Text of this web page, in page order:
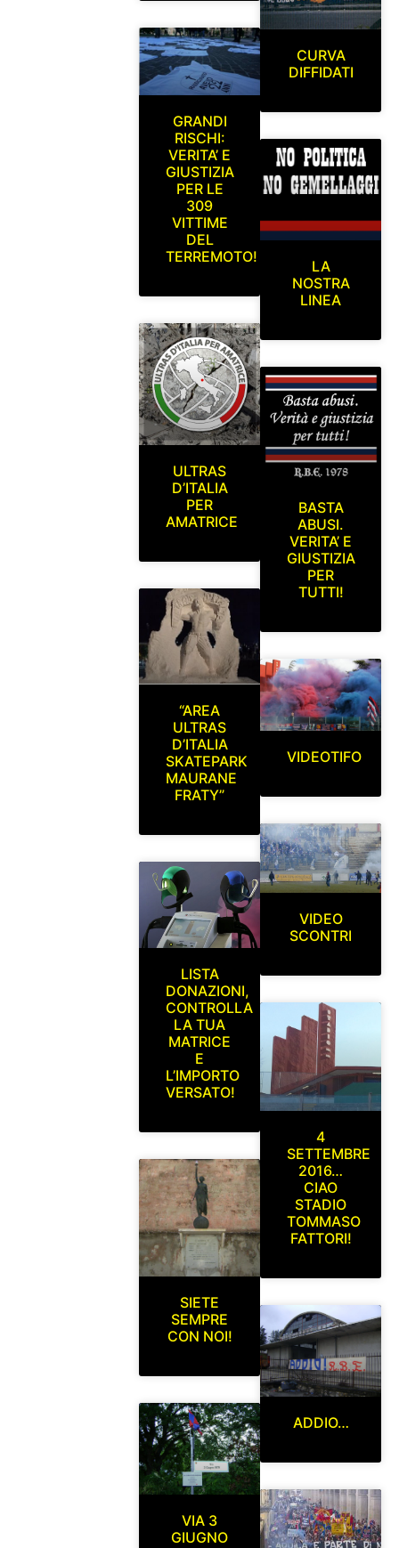
GRANDI
RISCHI:
VERITA’ E
GIUSTIZIA
PER LE
309
VITTIME
DEL
TERREMOTO!
ULTRAS
D’ITALIA
PER
AMATRICE
“AREA
ULTRAS
D’ITALIA
SKATEPARK
MAURANE
FRATY”
LISTA
DONAZIONI,
CONTROLLA
LA TUA
MATRICE
E
L’IMPORTO
VERSATO!
SIETE
SEMPRE
CON NOI!
VIA 3
GIUGNO
CURVA
DIFFIDATI
LA
NOSTRA
LINEA
BASTA
ABUSI.
VERITA’ E
GIUSTIZIA
PER
TUTTI!
VIDEOTIFO
VIDEO
SCONTRI
4
SETTEMBRE
2016…
CIAO
STADIO
TOMMASO
FATTORI!
ADDIO…